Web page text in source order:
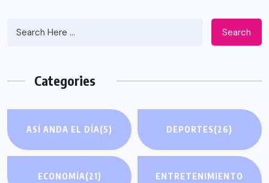
Search
Categories
ASÍ ANDA EL DÍA(5) DEPORTES(26)
ECONOMÍA(21)
ENTRETENIMIENTO